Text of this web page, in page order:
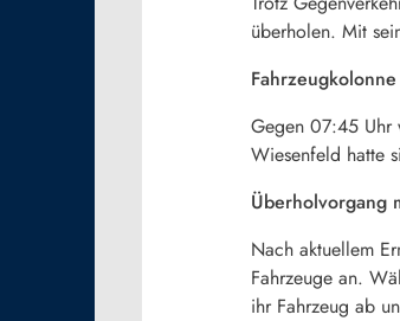
überholen. Mit
Gegen 07:45 Uhr
Wiesenfeld hatte
Überholvorgang
Nach aktuellem
Fahrzeuge an.
ihr Fahrzeug ab